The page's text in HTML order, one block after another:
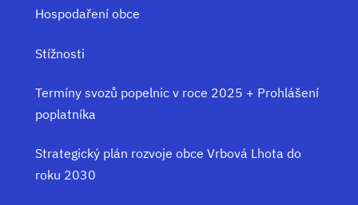
Hospodaření obce
Stížnosti
Termíny svozů popelnic v roce 2025 + Prohlášení
poplatníka
Strategický plán rozvoje obce Vrbová Lhota do
roku 2030